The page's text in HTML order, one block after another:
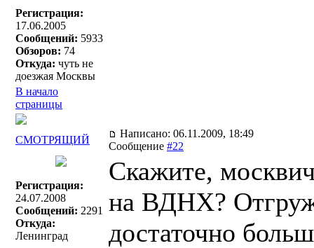
Регистрация:
17.06.2005
Сообщений: 5933
Обзоров: 74
Откуда: чуть не
доезжая Москвы
В начало
страницы
СМОТРЯЩИЙ
Написано: 06.11.2009, 18:49
Сообщение #22
Регистрация:
24.07.2008
Сообщений: 2291
Откуда:
Ленинград
Скажите,
на ВДНХ?
достаточно